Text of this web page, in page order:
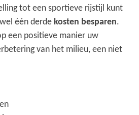
tot een sportieve rijstijl kunt
één derde kosten besparen.
een positieve manier uw
van het milieu, een niet